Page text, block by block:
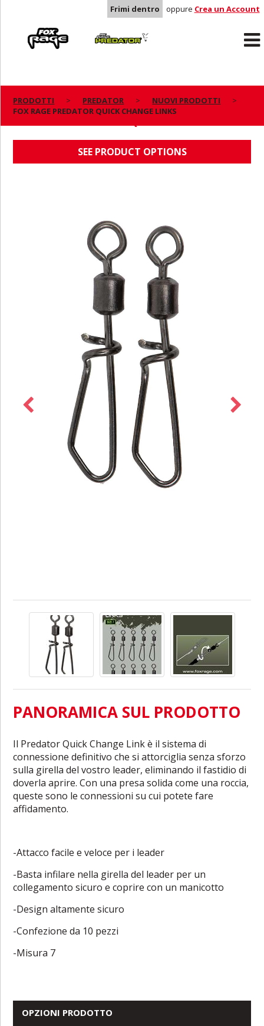
Frimi dentro oppure Crea un Account
Predator
PRODOTTI PREDATOR
NUOVI PRODOTTI
FOX RAGE PREDATOR QUICK CHANGE LINKS
SEE PRODUCT OPTIONS
PANORAMICA SUL PRODOTTO
Il Predator Quick Change Link è il sistema di
connessione definitivo che si attorciglia senza sforzo
sulla girella del vostro leader, eliminando il fastidio di
doverla aprire. Con una presa solida come una roccia,
queste sono le connessioni su cui potete fare
affidamento.
-Attacco facile e veloce per i leader
-Basta infilare nella girella del leader per un
collegamento sicuro e coprire con un manicotto
-Design altamente sicuro
-Confezione da 10 pezzi
-Misura 7
OPZIONI PRODOTTO